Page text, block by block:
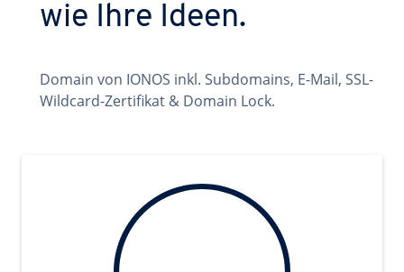
wie Ihre Ideen.
Domain von IONOS inkl. Subdomains, E-Mail, SSL-
Wildcard-Zertifikat & Domain Lock.